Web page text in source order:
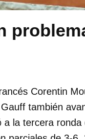
Corentin
también
la tercera